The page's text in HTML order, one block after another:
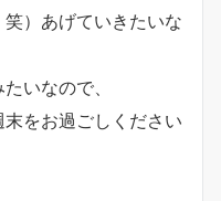
）あげていきたいな
いなので、
をお過ごしください